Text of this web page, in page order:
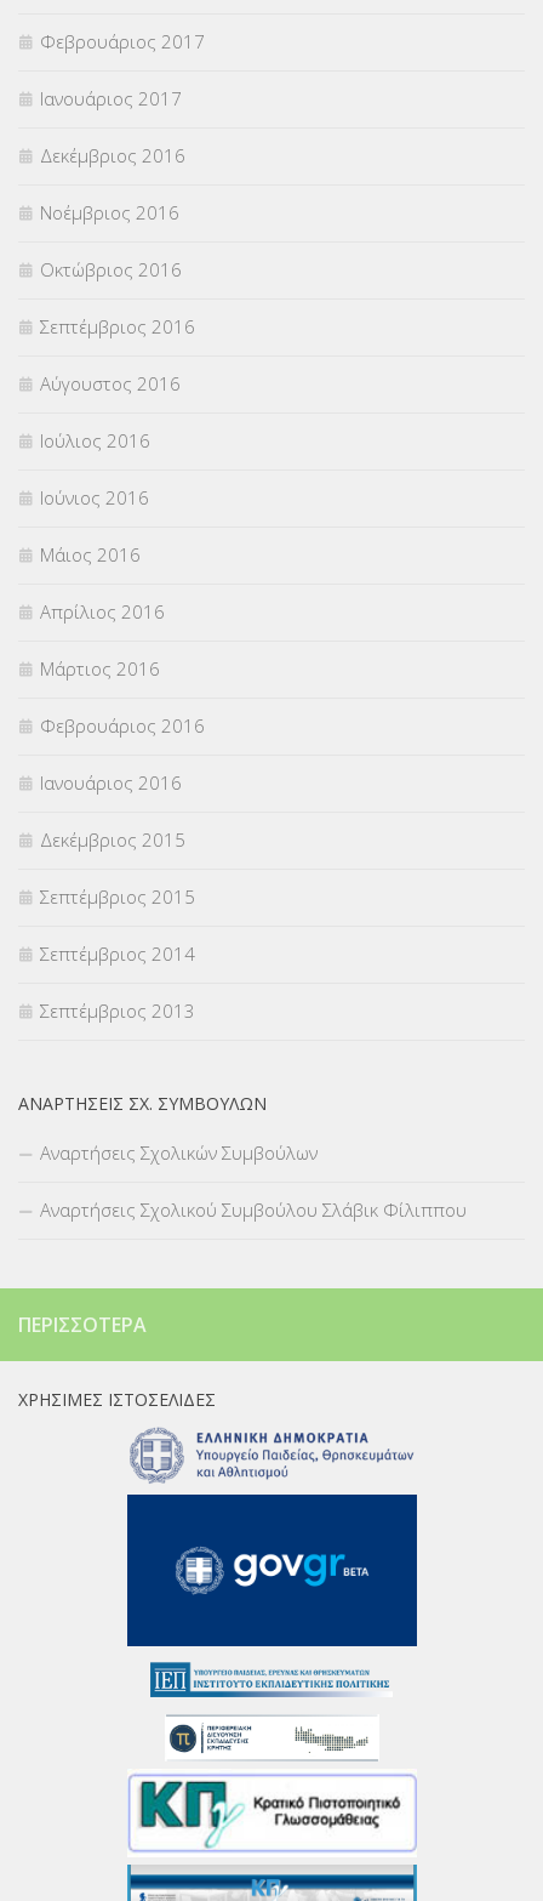
Φεβρουάριος 2017
Ιανουάριος 2017
Δεκέμβριος 2016
Νοέμβριος 2016
Οκτώβριος 2016
Σεπτέμβριος 2016
Αύγουστος 2016
Ιούλιος 2016
Ιούνιος 2016
Μάιος 2016
Απρίλιος 2016
Μάρτιος 2016
Φεβρουάριος 2016
Ιανουάριος 2016
Δεκέμβριος 2015
Σεπτέμβριος 2015
Σεπτέμβριος 2014
Σεπτέμβριος 2013
ΑΝΑΡΤΉΣΕΙΣ ΣΧ. ΣΥΜΒΟΎΛΩΝ
Αναρτήσεις Σχολικών Συμβούλων
Αναρτήσεις Σχολικού Συμβούλου Σλάβικ Φίλιππου
ΠΕΡΙΣΣΌΤΕΡΑ
ΧΡΉΣΙΜΕΣ ΙΣΤΟΣΕΛΊΔΕΣ